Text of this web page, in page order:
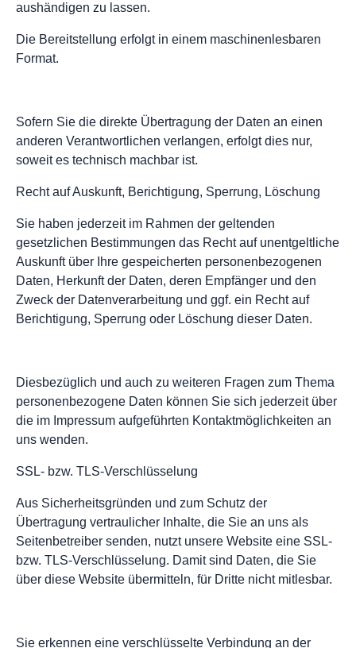
aushändigen zu lassen.
Die Bereitstellung erfolgt in einem maschinenlesbaren
Format.
Sofern Sie die direkte Übertragung der Daten an einen
anderen Verantwortlichen verlangen, erfolgt dies nur,
soweit es technisch machbar ist.
Recht auf Auskunft, Berichtigung, Sperrung, Löschung
Sie haben jederzeit im Rahmen der geltenden
gesetzlichen Bestimmungen das Recht auf unentgeltliche
Auskunft über Ihre gespeicherten personenbezogenen
Daten, Herkunft der Daten, deren Empfänger und den
Zweck der Datenverarbeitung und ggf. ein Recht auf
Berichtigung, Sperrung oder Löschung dieser Daten.
Diesbezüglich und auch zu weiteren Fragen zum Thema
personenbezogene Daten können Sie sich jederzeit über
die im Impressum aufgeführten Kontaktmöglichkeiten an
uns wenden.
SSL- bzw. TLS-Verschlüsselung
Aus Sicherheitsgründen und zum Schutz der
Übertragung vertraulicher Inhalte, die Sie an uns als
Seitenbetreiber senden, nutzt unsere Website eine SSL-
bzw. TLS-Verschlüsselung. Damit sind Daten, die Sie
über diese Website übermitteln, für Dritte nicht mitlesbar.
Sie erkennen eine verschlüsselte Verbindung an der